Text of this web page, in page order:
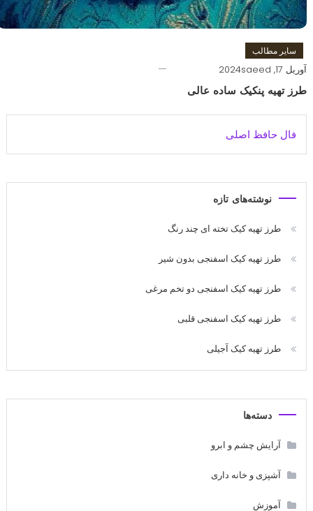
سایر مطالب
آوریل 17, 2024 saeed
طرز تهیه پنکیک ساده عالی
فال حافظ اصلی
نوشته‌های تازه
طرز تهیه کیک تخته ای چند رنگ
طرز تهیه کیک اسفنجی بدون شیر
طرز تهیه کیک اسفنجی دو تخم مرغی
طرز تهیه کیک اسفنجی قلبی
طرز تهیه کیک آجیلی
دسته‌ها
آرایش چشم و ابرو
آشپزی و خانه داری
آموزش